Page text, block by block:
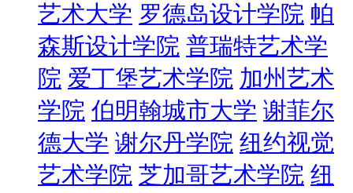
艺术大学 罗德岛设计学院 帕
森斯设计学院 普瑞特艺术学
院 爱丁堡艺术学院 加州艺术
学院 伯明翰城市大学 谢菲尔
德大学 谢尔丹学院 纽约视觉
艺术学院 芝加哥艺术学院 纽